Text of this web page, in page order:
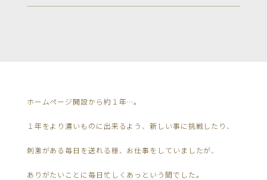
ホームページ開設から約１年…。
１年をより濃いものに出来るよう、新しい事に挑戦したり、
刺激がある毎日を送れる様、お仕事をしていましたが、
ありがたいことに毎日忙しくあっという間でした。